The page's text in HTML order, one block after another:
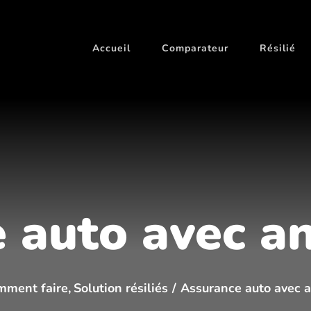
Accueil Comparateur Résilié
auto avec
faire Solution résiliés Assurance auto avec